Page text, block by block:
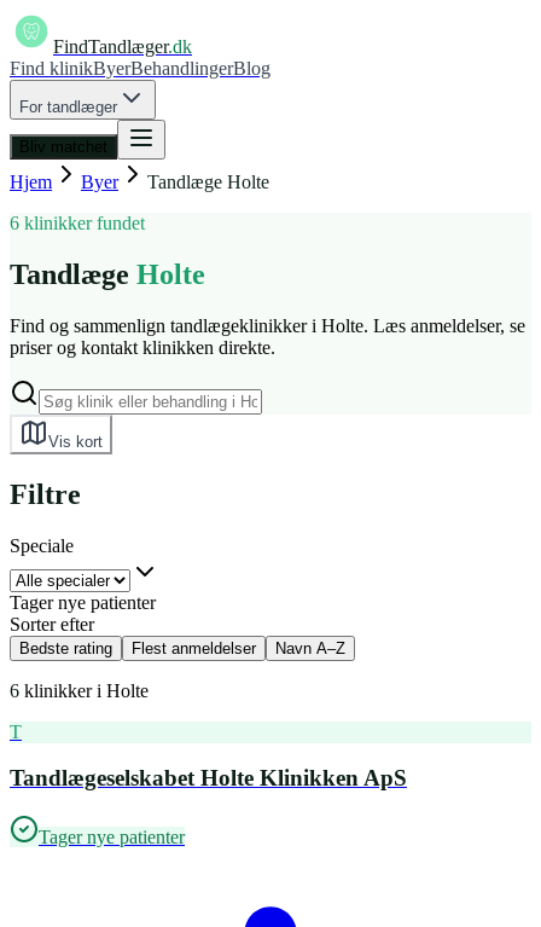
FindTandlæger.dk
Find klinikByerBehandlingerBlog
For tandlæger
Bliv matchet
Hjem Byer Tandlæge Holte
6 klinikker fundet
Tandlæge Holte
Find og sammenlign tandlægeklinikker i Holte. Læs anmeldelser, se
priser og kontakt klinikken direkte.
Vis kort
Filtre
Speciale
Tager nye patienter
Sorter efter
Bedste rating Flest anmeldelser Navn A–Z
6 klinikker i Holte
T
Tandlægeselskabet Holte Klinikken ApS
Tager nye patienter